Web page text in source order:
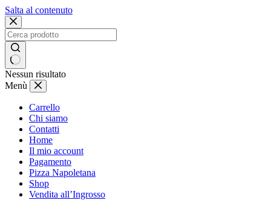
Salta al contenuto
Nessun risultato
Menù
Carrello
Chi siamo
Contatti
Home
Il mio account
Pagamento
Pizza Napoletana
Shop
Vendita all’Ingrosso